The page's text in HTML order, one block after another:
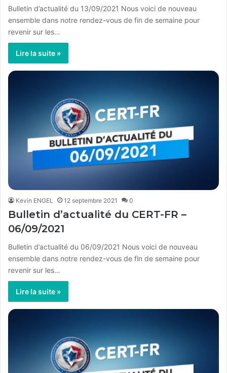
Bulletin d’actualité du 13/09/2021 Nous voici de nouveau
ensemble dans notre rendez-vous de fin de semaine pour
revenir sur les…
Lire la suite »
Kevin ENGEL 12 septembre 2021 0
Bulletin d’actualité du CERT-FR –
06/09/2021
Bulletin d’actualité du 06/09/2021 Nous voici de nouveau
ensemble dans notre rendez-vous de fin de semaine pour
revenir sur les…
Lire la suite »